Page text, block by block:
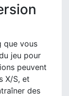
que vous
jeu pour
peuvent
X/S, et
des